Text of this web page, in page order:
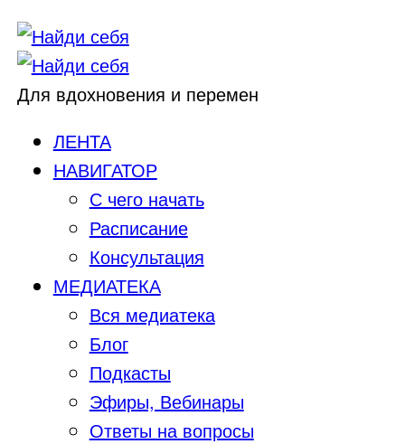
Для вдохновения и перемен
ЛЕНТА
НАВИГАТОР
С чего начать
Расписание
Консультация
МЕДИАТЕКА
Вся медиатека
Блог
Подкасты
Эфиры, Вебинары
Ответы на вопросы